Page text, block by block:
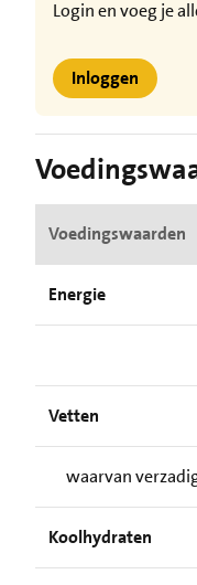
Login en voeg je
Inloggen
Voedingswaarden
Energie
Vetten
waarvan
Koolhydraten